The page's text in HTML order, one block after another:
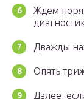
Ждем
Дважды
Опять
Далее,